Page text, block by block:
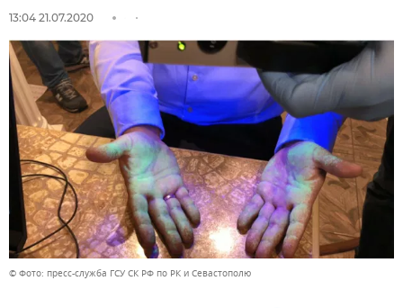
13:04 21.07.2020
© Фото: пресс-служба ГСУ СК РФ по РК и Севастополю